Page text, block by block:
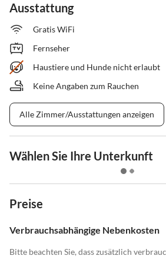
Ausstattung
Gratis WiFi
Fernseher
Haustiere und Hunde nicht erlaubt
Keine Angaben zum Rauchen
Alle Zimmer/Ausstattungen anzeigen
Wählen Sie Ihre Unterkunft
Preise
Verbrauchsabhängige Nebenkosten
Bitte beachten Sie, dass zusätzlich